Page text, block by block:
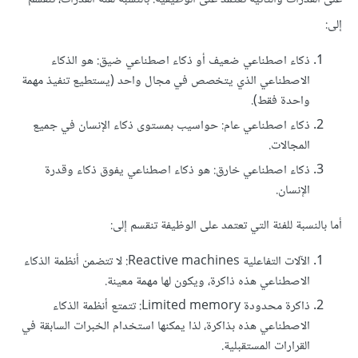
إلى:
ذكاء اصطناعي ضعيف أو ذكاء اصطناعي ضيق: هو الذكاء
الاصطناعي الذي يتخصص في مجال واحد (يستطيع تنفيذ مهمة
واحدة فقط).
ذكاء اصطناعي عام: حواسيب بمستوى ذكاء الإنسان في جميع
المجالات.
ذكاء اصطناعي خارق: هو ذكاء اصطناعي يفوق ذكاء وقدرة
الإنسان.
أما بالنسبة للفئة التي تعتمد على الوظيفة تنقسم إلى:
الآلات التفاعلية Reactive machines: لا تتضمن أنظمة الذكاء
الاصطناعي هذه ذاكرة، ويكون لها مهمة معينة.
ذاكرة محدودة Limited memory: تتمتع أنظمة الذكاء
الاصطناعي هذه بذاكرة، لذا يمكنها استخدام الخبرات السابقة في
القرارات المستقبلية.